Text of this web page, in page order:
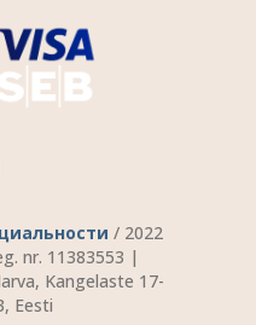
/ 2022
nr. 11383553 |
Kangelaste 17-
Eesti